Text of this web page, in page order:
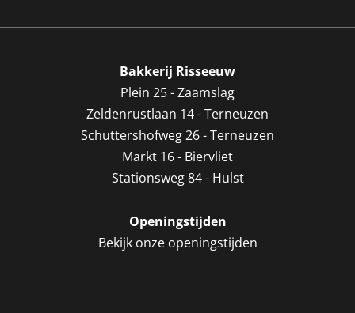
Bakkerij Risseeuw
Plein 25 - Zaamslag
Zeldenrustlaan 14 - Terneuzen
Schuttershofweg 26 - Terneuzen
Markt 16 - Biervliet
Stationsweg 84 - Hulst
Openingstijden
Bekijk onze openingstijden